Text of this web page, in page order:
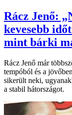
Rácz Jenő:
kevesebb
mint bárki
Rácz Jenő már
tempóból és a
sikerült neki,
a stabil hátországot.